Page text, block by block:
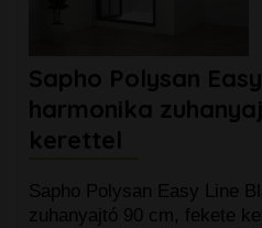
Sapho Polysan
harmonika
kerettel
Sapho Polysan Easy Line
zuhanyajtó 90 cm, fekete